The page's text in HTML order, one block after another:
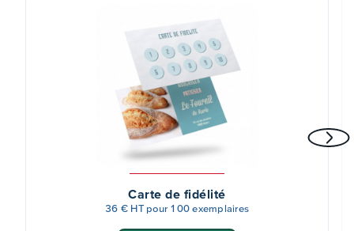
Carte de fidélité
36 € HT pour 100 exemplaires